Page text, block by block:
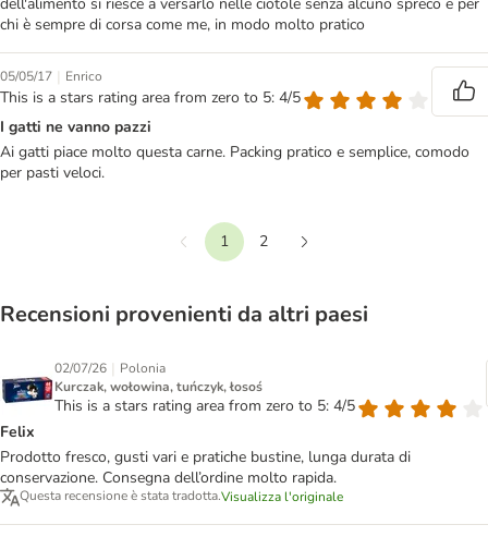
chi è sempre di corsa come me, in modo molto pratico
05/05/17 | Enrico
This is a stars rating area from zero to 5: 4/5
I gatti ne vanno pazzi
Ai gatti piace molto questa carne. Packing pratico e semplice, comodo
per pasti veloci.
Precedente
1
2
Recensioni provenienti da altri paesi
02/07/26 | Polonia
Kurczak, wołowina, tuńczyk, łosoś
This is a stars rating area from zero to 5: 4/5
Felix
Prodotto fresco, gusti vari e pratiche bustine, lunga durata di
conservazione. Consegna dell’ordine molto rapida.
Questa recensione è stata tradotta.Visualizza l'originale